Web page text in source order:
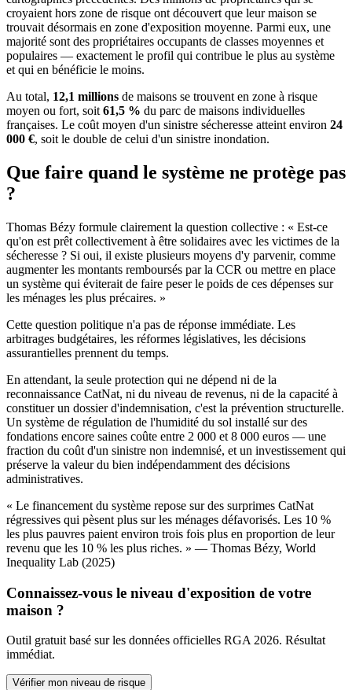
croyaient hors zone de risque ont découvert que leur maison se
trouvait désormais en zone d'exposition moyenne. Parmi eux, une
majorité sont des propriétaires occupants de classes moyennes et
populaires — exactement le profil qui contribue le plus au système
et qui en bénéficie le moins.
Au total, 12,1 millions de maisons se trouvent en zone à risque
moyen ou fort, soit 61,5 % du parc de maisons individuelles
françaises. Le coût moyen d'un sinistre sécheresse atteint environ 24
000 €, soit le double de celui d'un sinistre inondation.
Que faire quand le système ne protège pas
?
Thomas Bézy formule clairement la question collective : « Est-ce
qu'on est prêt collectivement à être solidaires avec les victimes de la
sécheresse ? Si oui, il existe plusieurs moyens d'y parvenir, comme
augmenter les montants remboursés par la CCR ou mettre en place
un système qui éviterait de faire peser le poids de ces dépenses sur
les ménages les plus précaires. »
Cette question politique n'a pas de réponse immédiate. Les
arbitrages budgétaires, les réformes législatives, les décisions
assurantielles prennent du temps.
En attendant, la seule protection qui ne dépend ni de la
reconnaissance CatNat, ni du niveau de revenus, ni de la capacité à
constituer un dossier d'indemnisation, c'est la prévention structurelle.
Un système de régulation de l'humidité du sol installé sur des
fondations encore saines coûte entre 2 000 et 8 000 euros — une
fraction du coût d'un sinistre non indemnisé, et un investissement qui
préserve la valeur du bien indépendamment des décisions
administratives.
« Le financement du système repose sur des surprimes CatNat
régressives qui pèsent plus sur les ménages défavorisés. Les 10 %
les plus pauvres paient environ trois fois plus en proportion de leur
revenu que les 10 % les plus riches. » — Thomas Bézy, World
Inequality Lab (2025)
Connaissez-vous le niveau d'exposition de votre
maison ?
Outil gratuit basé sur les données officielles RGA 2026. Résultat
immédiat.
Vérifier mon niveau de risque